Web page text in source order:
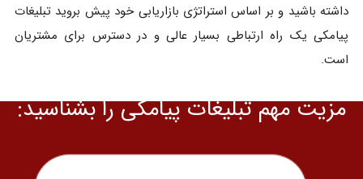
داشته باشید و بر اساس استراتژی بازاریابی خود پیش بروید تبلیغات
پیامکی یک راه ارتباطی بسیار عالی و در دسترس برای مشتریان
است.
مزیت مهم تبلیغات پیامکی را بشناسید: